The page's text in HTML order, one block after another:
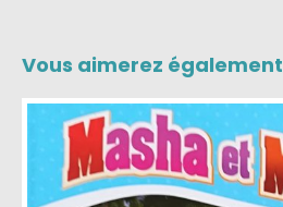
Vous aimerez également